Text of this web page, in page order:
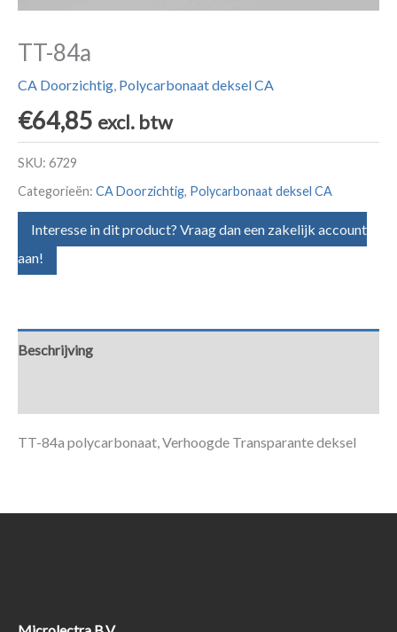
TT-84a
CA Doorzichtig, Polycarbonaat deksel CA
€64,85 excl. btw
SKU: 6729
Categorieën: CA Doorzichtig, Polycarbonaat deksel CA
Interesse in dit product? Vraag dan een zakelijk account
aan!
Beschrijving
TT-84a polycarbonaat, Verhoogde Transparante deksel